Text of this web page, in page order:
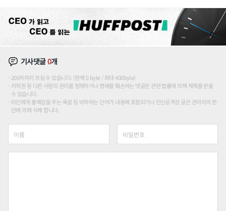
기사댓글0개
200자까지 쓰실 수 있습니다. (현재 0 byte / 최대 400byte)
저작권 등 다른 사람의 권리를 침해하거나 명예를 훼손하는 댓글은 관련 법률에 의해 제재를 받을
수 있습니다.
타인에게 불쾌감을 주는 욕설 등 비하하는 단어가 내용에 포함되거나 인신공격성 글은 관리자의 판
단에 의해 삭제 합니다.